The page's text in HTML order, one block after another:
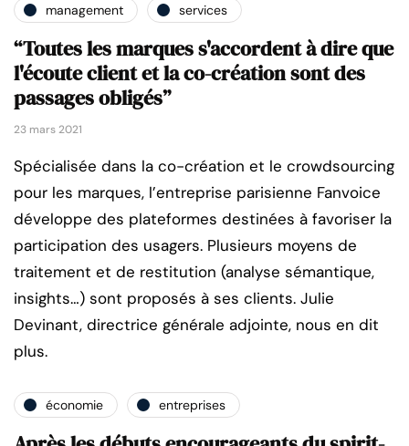
management
services
“Toutes les marques s'accordent à dire que
l'écoute client et la co-création sont des
passages obligés”
23 mars 2021
Spécialisée dans la co-création et le crowdsourcing
pour les marques, l’entreprise parisienne Fanvoice
développe des plateformes destinées à favoriser la
participation des usagers. Plusieurs moyens de
traitement et de restitution (analyse sémantique,
insights…) sont proposés à ses clients. Julie
Devinant, directrice générale adjointe, nous en dit
plus.
économie entreprises